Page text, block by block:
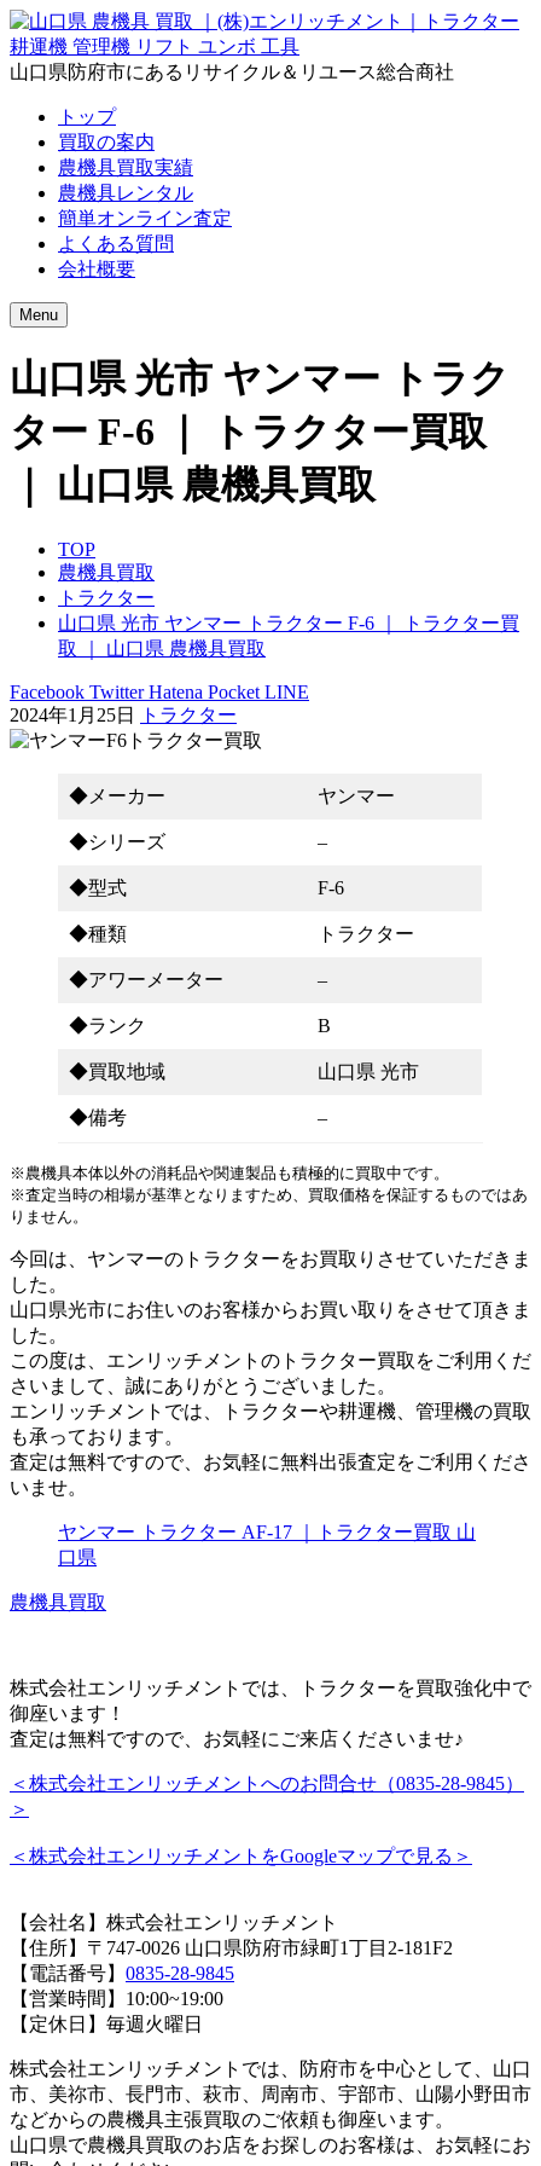
山口県防府市にあるリサイクル＆リユース総合商社
トップ
買取の案内
農機具買取実績
農機具レンタル
簡単オンライン査定
よくある質問
会社概要
Menu
山口県 光市 ヤンマー トラク
ター F-6 ｜ トラクター買取
｜ 山口県 農機具買取
TOP
農機具買取
トラクター
山口県 光市 ヤンマー トラクター F-6 ｜ トラクター買
取 ｜ 山口県 農機具買取
Facebook TwitterHatena Pocket LINE
2024年1月25日
トラクター
◆メーカー ヤンマー
◆シリーズ –
◆型式 F-6
◆種類 トラクター
◆アワーメーター –
◆ランク B
◆買取地域 山口県 光市
◆備考 –
※農機具本体以外の消耗品や関連製品も積極的に買取中です。
※査定当時の相場が基準となりますため、買取価格を保証するものではあ
りません。
今回は、ヤンマーのトラクターをお買取りさせていただきま
した。
山口県光市にお住いのお客様からお買い取りをさせて頂きま
した。
この度は、エンリッチメントのトラクター買取をご利用くだ
さいまして、誠にありがとうございました。
エンリッチメントでは、トラクターや耕運機、管理機の買取
も承っております。
査定は無料ですので、お気軽に無料出張査定をご利用くださ
いませ。
ヤンマー トラクター AF-17 ｜トラクター買取 山
口県
農機具買取
株式会社エンリッチメントでは、トラクターを買取強化中で
御座います！
査定は無料ですので、お気軽にご来店くださいませ♪
＜株式会社エンリッチメントへのお問合せ（0835-28-9845）
＞
＜株式会社エンリッチメントをGoogleマップで見る＞
【会社名】株式会社エンリッチメント
【住所】〒747-0026 山口県防府市緑町1丁目2-181F2
【電話番号】 0835-28-9845
【営業時間】10:00~19:00
【定休日】毎週火曜日
株式会社エンリッチメントでは、防府市を中心として、山口
市、美祢市、長門市、萩市、周南市、宇部市、山陽小野田市
などからの農機具主張買取のご依頼も御座います。
山口県で農機具買取のお店をお探しのお客様は、お気軽にお